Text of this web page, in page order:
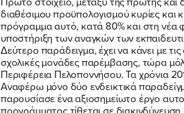
διαθέσιμου προϋπολογισμού κυρίες
πρόγραμμα αυτό, κατά 80% και στη νέα
υποστήριξη των αναγκών των
Δεύτερο παράδειγμα, έχει να κάνει με
σχολικές μονάδες παρέμβασης, τώρα
Περιφέρεια Πελοποννήσου. Τα χρόνια
Αναφέρω μόνο δύο ενδεικτικά
παρουσίασε ένα αξιοσημείωτο έργο
προγράμματος τίθεται σε